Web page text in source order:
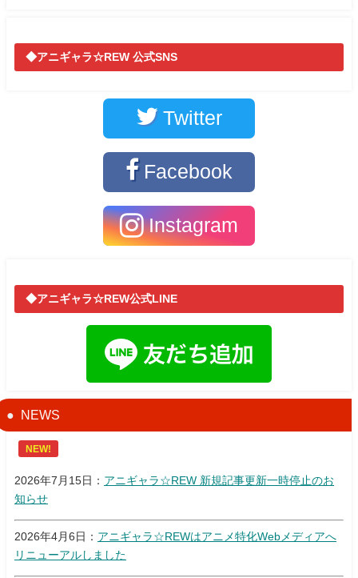
◆アニギャラ☆REW 公式SNS
Twitter
Facebook
Instagram
◆アニギャラ☆REW公式LINE
NEWS
NEW!
2026年7月15日： アニギャラ☆REW 新規記事更新一時停止のお
知らせ
2026年4月6日： アニギャラ☆REWはアニメ特化Webメディアへ
リニューアルしました